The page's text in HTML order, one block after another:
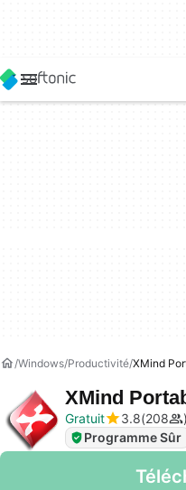
Windows Productivité XMind
XMind
Gratuit
3.8 208
Programme Sûr